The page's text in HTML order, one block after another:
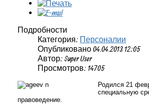
Подробности
Категория: Персоналии
Опубликовано 04.04.2013 12:05
Автор: Super User
Просмотров: 14705
Родился 21
специальную
правоведение.